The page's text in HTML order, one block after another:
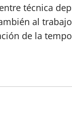
técnica
al
de la